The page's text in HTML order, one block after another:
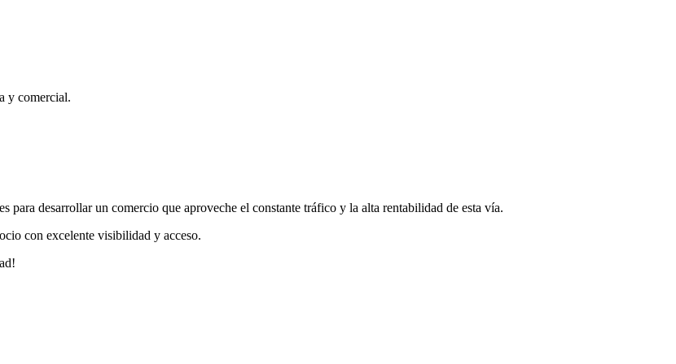
y comercial.
para desarrollar un comercio que aproveche el constante tráfico y la alta rentabilidad de esta vía.
con excelente visibilidad y acceso.